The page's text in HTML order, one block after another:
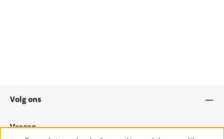
Volg ons
Vragen